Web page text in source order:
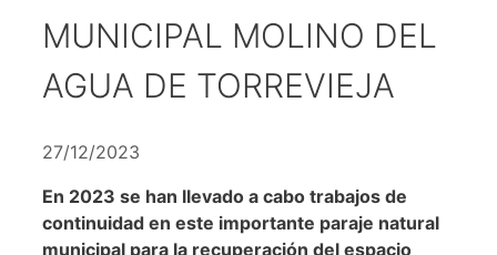
MUNICIPAL MOLINO DEL
AGUA DE TORREVIEJA
27/12/2023
En 2023 se han llevado a cabo trabajos de
continuidad en este importante paraje natural
municipal para la recuperación del espacio